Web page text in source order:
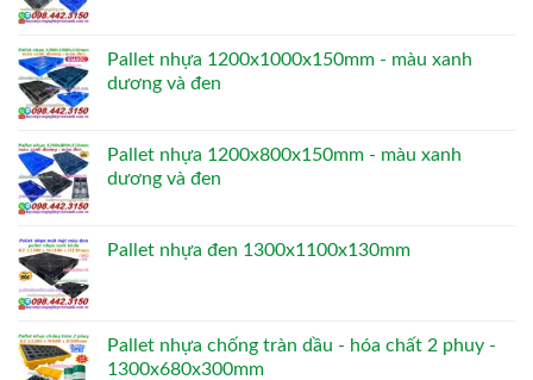
Pallet nhựa 1200x1000x150mm - màu xanh
dương và đen
Pallet nhựa 1200x800x150mm - màu xanh
dương và đen
Pallet nhựa đen 1300x1100x130mm
Pallet nhựa chống tràn dầu - hóa chất 2 phuy -
1300x680x300mm